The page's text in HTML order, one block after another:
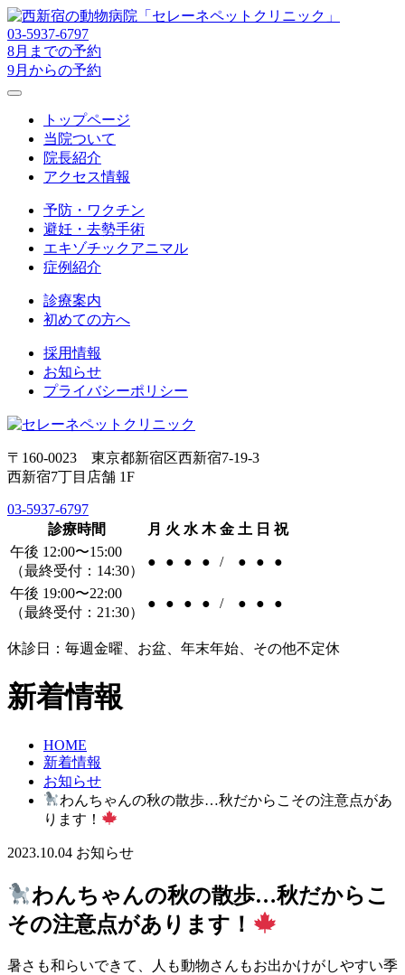
03-5937-6797
8月までの予約
9月からの予約
トップページ
当院ついて
院長紹介
アクセス情報
予防・ワクチン
避妊・去勢手術
エキゾチックアニマル
症例紹介
診療案内
初めての方へ
採用情報
お知らせ
プライバシーポリシー
〒160-0023 東京都新宿区西新宿7-19-3
西新宿7丁目店舗 1F
03-5937-6797
診療時間
月 火 水 木 金 土 日 祝
午後 12:00〜15:00
（最終受付：14:30）
● ● ● ● / ● ● ●
午後 19:00〜22:00
（最終受付：21:30）
● ● ● ● / ● ● ●
休診日：毎週金曜、お盆、年末年始、その他不定休
新着情報
HOME
新着情報
お知らせ
わんちゃんの秋の散歩…秋だからこその注意点があ
ります！
2023.10.04 お知らせ
わんちゃんの秋の散歩…秋だからこ
その注意点があります！
暑さも和らいできて、人も動物さんもお出かけがしやすい季